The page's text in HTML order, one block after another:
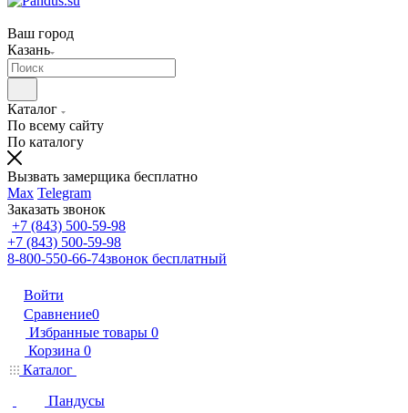
Ваш город
Казань
Каталог
По всему сайту
По каталогу
Вызвать замерщика бесплатно
Max Telegram
Заказать звонок
+7 (843) 500-59-98
+7 (843) 500-59-98
8-800-550-66-74звонок бесплатный
Войти
Сравнение0
Избранные товары 0
Корзина 0
Каталог
Пандусы